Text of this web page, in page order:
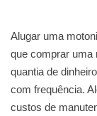
Alugar uma
que comprar uma
quantia de
com frequência.
custos de